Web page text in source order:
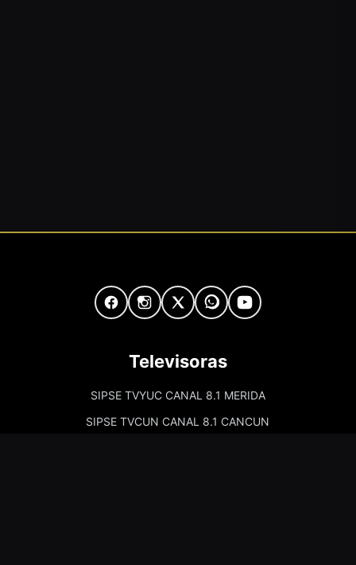
Televisoras
SIPSE TVYUC CANAL 8.1 MERIDA
SIPSE TVCUN CANAL 8.1 CANCUN